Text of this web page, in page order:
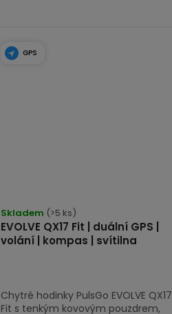
GPS
EVOLVE QX17 Fit | duální GPS |
volání | kompas | svítilna
hodnocení
produktu
je
5
Skladem (>5 ks)
Chytré hodinky PulsGo EVOLVE QX17
Fit s tenkým kovovým pouzdrem,